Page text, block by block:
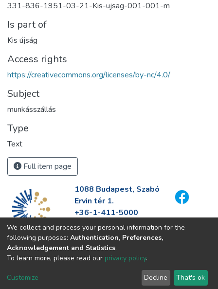
331-836-1951-03-21-Kis-ujsag-001-001-m
Is part of
Kis újság
Access rights
https://creativecommons.org/licenses/by-nc/4.0/
Subject
munkásszállás
Type
Text
Full item page
1088 Budapest, Szabó
Ervin tér 1.
+36-1-411-5000
info@fszek.hu
https://fszek.hu
We collect and process your personal information for the
following purposes: Authentication, Preferences,
Acknowledgement and Statistics.
To learn more, please read our privacy policy.
Customize Decline That's ok